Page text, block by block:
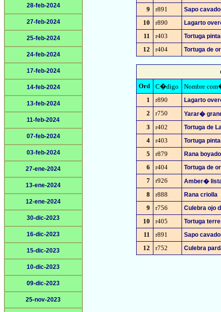
28-feb-2024
27-feb-2024
25-feb-2024
24-feb-2024
17-feb-2024
14-feb-2024
13-feb-2024
11-feb-2024
07-feb-2024
03-feb-2024
27-ene-2024
13-ene-2024
12-ene-2024
30-dic-2023
16-dic-2023
15-dic-2023
10-dic-2023
09-dic-2023
25-nov-2023
9 r891 Sapo
10 r890 Lagarto
11 r403 Tortuga
12 r404 Tortuga de
Ord
C�digo
Nombre
1
r890 Lagarto
2 r750 Yarar�
3 r402 Tortuga de
4 r403 Tortuga
5 r879 Rana
6 r404 Tortuga de
7 r926 Amber�
8 r888 Rana criolla
9 r756 Culebra ojo
10 r405 Tortuga
11 r891 Sapo
12 r752 Culebra